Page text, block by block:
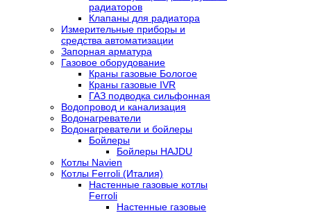
радиаторов
Клапаны для радиатора
Измерительные приборы и
средства автоматизации
Запорная арматура
Газовое оборудование
Краны газовые Бологое
Краны газовые IVR
ГАЗ подводка сильфонная
Водопровод и канализация
Водонагреватели
Водонагреватели и бойлеры
Бойлеры
Бойлеры HAJDU
Котлы Navien
Котлы Ferroli (Италия)
Настенные газовые котлы
Ferroli
Настенные газовые